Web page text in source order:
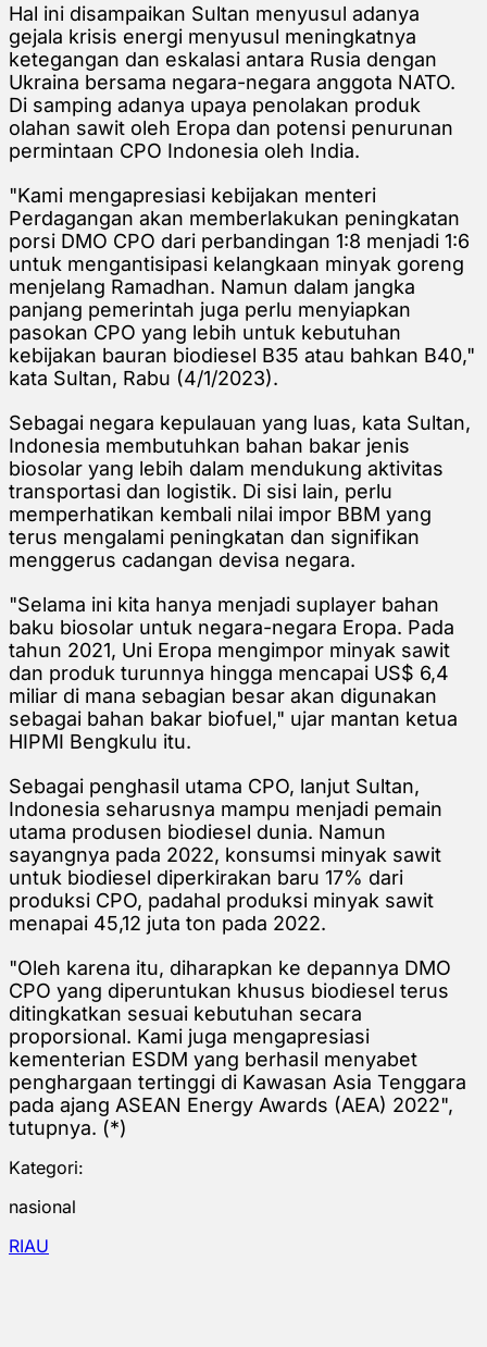
Hal ini disampaikan Sultan menyusul adanya
gejala krisis energi menyusul meningkatnya
ketegangan dan eskalasi antara Rusia dengan
Ukraina bersama negara-negara anggota NATO.
Di samping adanya upaya penolakan produk
olahan sawit oleh Eropa dan potensi penurunan
permintaan CPO Indonesia oleh India.
"Kami mengapresiasi kebijakan menteri
Perdagangan akan memberlakukan peningkatan
porsi DMO CPO dari perbandingan 1:8 menjadi 1:6
untuk mengantisipasi kelangkaan minyak goreng
menjelang Ramadhan. Namun dalam jangka
panjang pemerintah juga perlu menyiapkan
pasokan CPO yang lebih untuk kebutuhan
kebijakan bauran biodiesel B35 atau bahkan B40,"
kata Sultan, Rabu (4/1/2023).
Sebagai negara kepulauan yang luas, kata Sultan,
Indonesia membutuhkan bahan bakar jenis
biosolar yang lebih dalam mendukung aktivitas
transportasi dan logistik. Di sisi lain, perlu
memperhatikan kembali nilai impor BBM yang
terus mengalami peningkatan dan signifikan
menggerus cadangan devisa negara.
"Selama ini kita hanya menjadi suplayer bahan
baku biosolar untuk negara-negara Eropa. Pada
tahun 2021, Uni Eropa mengimpor minyak sawit
dan produk turunnya hingga mencapai US$ 6,4
miliar di mana sebagian besar akan digunakan
sebagai bahan bakar biofuel," ujar mantan ketua
HIPMI Bengkulu itu.
Sebagai penghasil utama CPO, lanjut Sultan,
Indonesia seharusnya mampu menjadi pemain
utama produsen biodiesel dunia. Namun
sayangnya pada 2022, konsumsi minyak sawit
untuk biodiesel diperkirakan baru 17% dari
produksi CPO, padahal produksi minyak sawit
menapai 45,12 juta ton pada 2022.
"Oleh karena itu, diharapkan ke depannya DMO
CPO yang diperuntukan khusus biodiesel terus
ditingkatkan sesuai kebutuhan secara
proporsional. Kami juga mengapresiasi
kementerian ESDM yang berhasil menyabet
penghargaan tertinggi di Kawasan Asia Tenggara
pada ajang ASEAN Energy Awards (AEA) 2022",
tutupnya. (*)
Kategori:
nasional
RIAU